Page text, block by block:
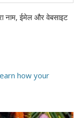
नाम, ईमेल और वेबसाइट
how your